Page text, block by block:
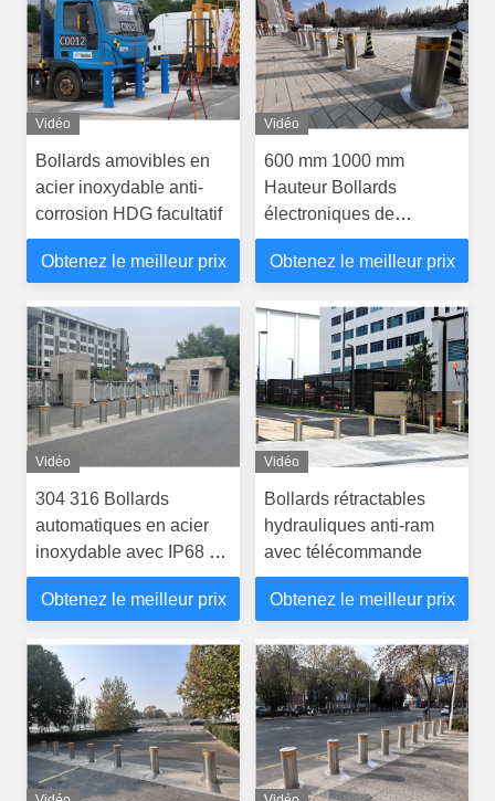
Vidéo
Bollards amovibles en
acier inoxydable anti-
corrosion HDG facultatif
Obtenez le meilleur prix
Vidéo
600 mm 1000 mm
Hauteur Bollards
électroniques de
stationnement Bollards
automatiques de
Obtenez le meilleur prix
Vidéo
304 316 Bollards
automatiques en acier
inoxydable avec IP68 et
hauteur de 600 mm à
1000 mm pour une
Obtenez le meilleur prix
Vidéo
Bollards rétractables
hydrauliques anti-ram
avec télécommande
Obtenez le meilleur prix